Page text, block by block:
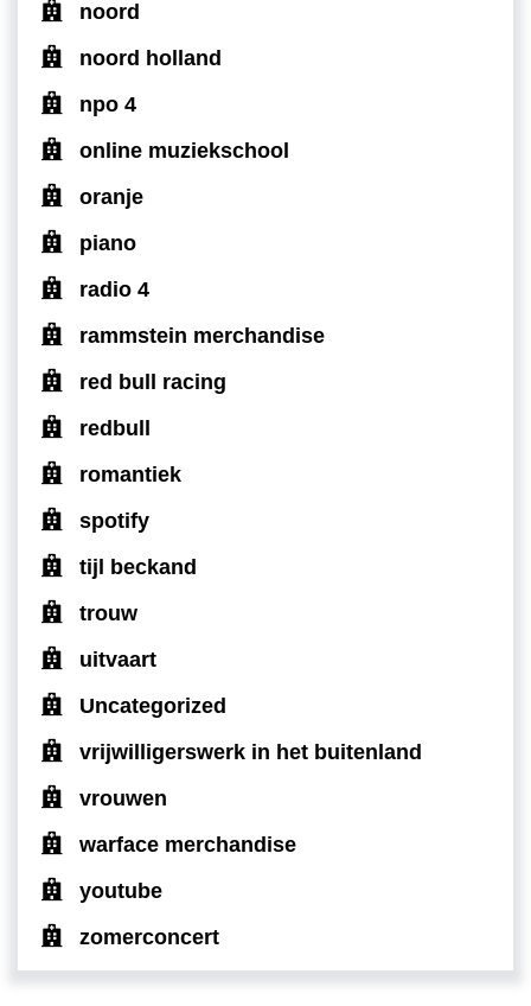
noord
noord holland
npo 4
online muziekschool
oranje
piano
radio 4
rammstein merchandise
red bull racing
redbull
romantiek
spotify
tijl beckand
trouw
uitvaart
Uncategorized
vrijwilligerswerk in het buitenland
vrouwen
warface merchandise
youtube
zomerconcert